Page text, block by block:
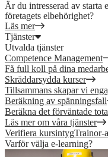
Är du intresserad av starta
företagets elbehörighet?
Läs mer
Tjänster
Utvalda tjänster
Competence Management
Få full koll på dina
Skräddarsydda kurser
Tillsammans skapar vi
Beräkning av spänningsfall
Beräkna det förväntade
Läs mer om våra tjänster
Verifiera kursintygTrainor-
Varför välja e-learning?